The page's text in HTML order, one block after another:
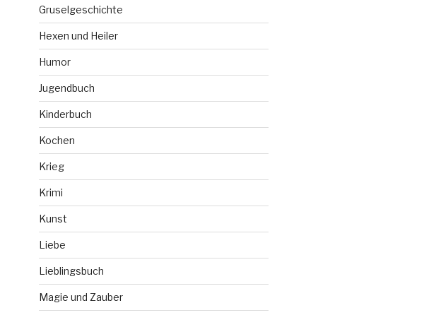
Gruselgeschichte
Hexen und Heiler
Humor
Jugendbuch
Kinderbuch
Kochen
Krieg
Krimi
Kunst
Liebe
Lieblingsbuch
Magie und Zauber